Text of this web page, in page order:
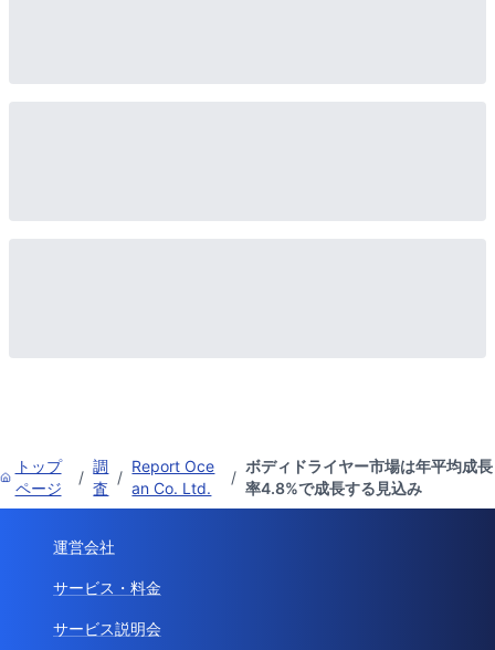
トップ
ページ
/
調
査
/
Report Oce
an Co. Ltd.
/
ボディドライヤー市場は年平均成長
率4.8%で成長する見込み
運営会社
サービス・料金
サービス説明会